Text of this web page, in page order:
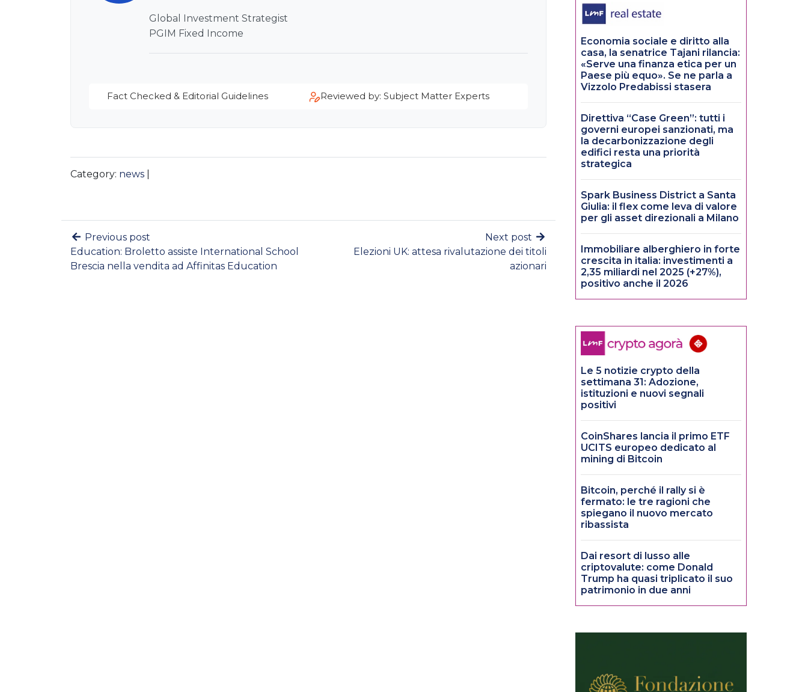
Global Investment Strategist
PGIM Fixed Income
Fact Checked & Editorial Guidelines Reviewed by: Subject Matter Experts
Category: news
Previous post
Education: Broletto assiste International School
Brescia nella vendita ad Affinitas Education
Next post
Elezioni UK: attesa rivalutazione dei titoli
azionari
Economia sociale e diritto alla
casa, la senatrice Tajani rilancia:
«Serve una finanza etica per un
Paese più equo». Se ne parla a
Vizzolo Predabissi stasera
Direttiva “Case Green”: tutti i
governi europei sanzionati, ma
la decarbonizzazione degli
edifici resta una priorità
strategica
Spark Business District a Santa
Giulia: il flex come leva di valore
per gli asset direzionali a Milano
Immobiliare alberghiero in forte
crescita in italia: investimenti a
2,35 miliardi nel 2025 (+27%),
positivo anche il 2026
Le 5 notizie crypto della
settimana 31: Adozione,
istituzioni e nuovi segnali
positivi
CoinShares lancia il primo ETF
UCITS europeo dedicato al
mining di Bitcoin
Bitcoin, perché il rally si è
fermato: le tre ragioni che
spiegano il nuovo mercato
ribassista
Dai resort di lusso alle
criptovalute: come Donald
Trump ha quasi triplicato il suo
patrimonio in due anni